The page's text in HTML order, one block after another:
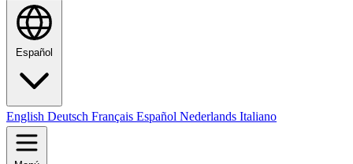
Español
English Deutsch Français Español Nederlands Italiano